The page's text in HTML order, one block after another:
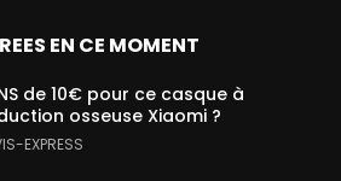
EN CE MOMENT
de 10€ pour ce casque à
osseuse Xiaomi ?
EXPRESS